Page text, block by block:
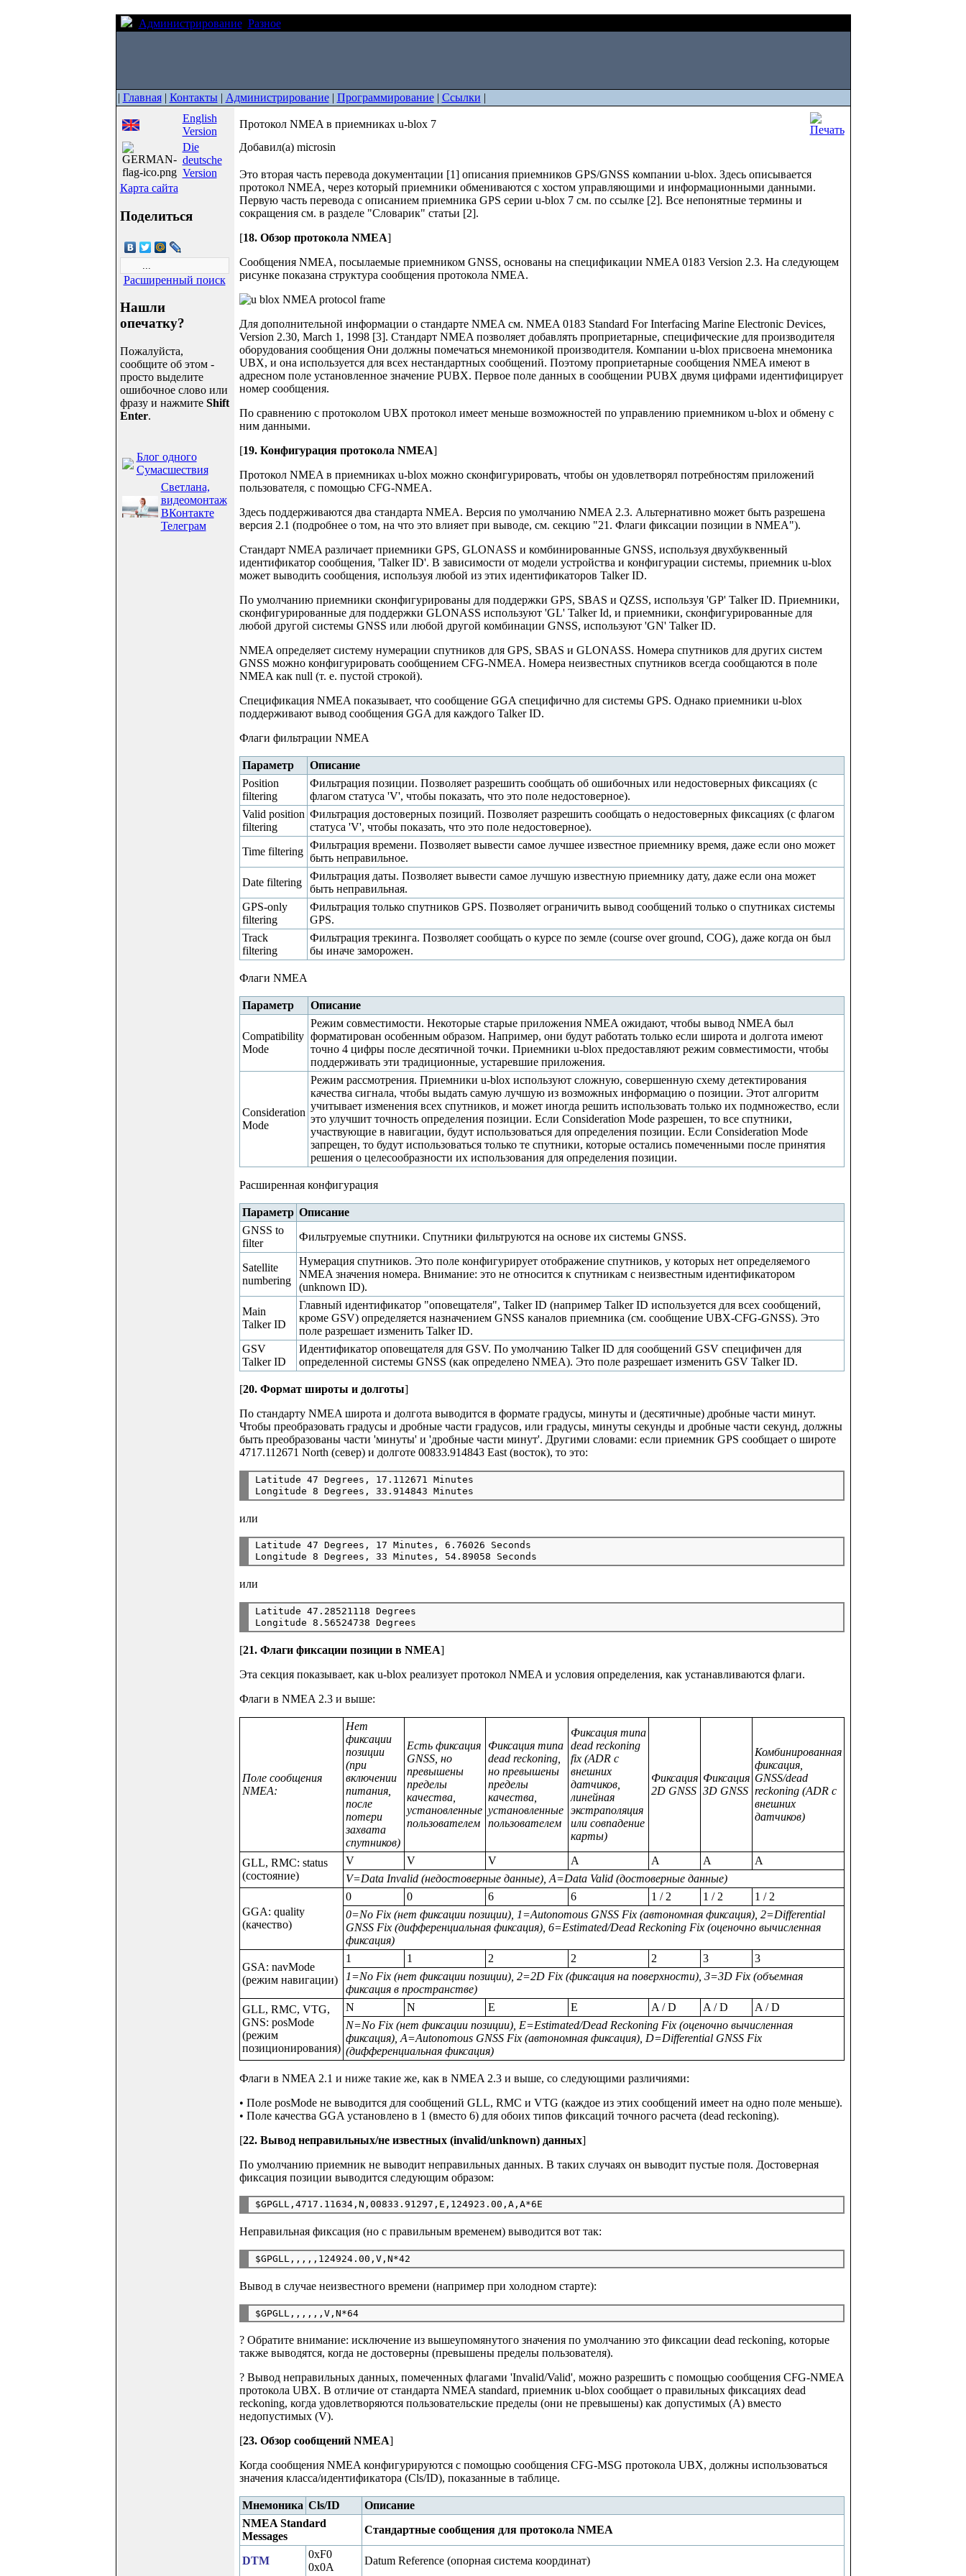
Администрирование Разное
| Главная| Контакты| Администрирование| Программирование| Ссылки |
English
Version
Die
deutsche
Version
Карта сайта
Поделиться
Расширенный поиск
Нашли
опечатку?
Пожалуйста,
сообщите об этом -
просто выделите
ошибочное слово или
фразу и нажмите Shift
Enter.
Блог одного
Сумасшествия
Светлана,
видеомонтаж
ВКонтакте
Телеграм
Протокол NMEA в приемниках u-blox 7
Добавил(а) microsin
Это вторая часть перевода документации [1] описания приемников GPS/GNSS компании u-blox. Здесь описывается
протокол NMEA, через который приемники обмениваются с хостом управляющими и информационными данными.
Первую часть перевода с описанием приемника GPS серии u-blox 7 см. по ссылке [2]. Все непонятные термины и
сокращения см. в разделе "Словарик" статьи [2].
[18. Обзор протокола NMEA]
Сообщения NMEA, посылаемые приемником GNSS, основаны на спецификации NMEA 0183 Version 2.3. На следующем
рисунке показана структура сообщения протокола NMEA.
Для дополнительной информации о стандарте NMEA см. NMEA 0183 Standard For Interfacing Marine Electronic Devices,
Version 2.30, March 1, 1998 [3]. Стандарт NMEA позволяет добавлять проприетарные, специфические для производителя
оборудования сообщения Они должны помечаться мнемоникой производителя. Компании u-blox присвоена мнемоника
UBX, и она используется для всех нестандартных сообщений. Поэтому проприетарные сообщения NMEA имеют в
адресном поле установленное значение PUBX. Первое поле данных в сообщении PUBX двумя цифрами идентифицирует
номер сообщения.
По сравнению с протоколом UBX протокол имеет меньше возможностей по управлению приемником u-blox и обмену с
ним данными.
[19. Конфигурация протокола NMEA]
Протокол NMEA в приемниках u-blox можно сконфигурировать, чтобы он удовлетворял потребностям приложений
пользователя, с помощью CFG-NMEA.
Здесь поддерживаются два стандарта NMEA. Версия по умолчанию NMEA 2.3. Альтернативно может быть разрешена
версия 2.1 (подробнее о том, на что это влияет при выводе, см. секцию "21. Флаги фиксации позиции в NMEA").
Стандарт NMEA различает приемники GPS, GLONASS и комбинированные GNSS, используя двухбуквенный
идентификатор сообщения, 'Talker ID'. В зависимости от модели устройства и конфигурации системы, приемник u-blox
может выводить сообщения, используя любой из этих идентификаторов Talker ID.
По умолчанию приемники сконфигурированы для поддержки GPS, SBAS и QZSS, используя 'GP' Talker ID. Приемники,
сконфигурированные для поддержки GLONASS используют 'GL' Talker Id, и приемники, сконфигурированные для
любой другой системы GNSS или любой другой комбинации GNSS, используют 'GN' Talker ID.
NMEA определяет систему нумерации спутников для GPS, SBAS и GLONASS. Номера спутников для других систем
GNSS можно конфигурировать сообщением CFG-NMEA. Номера неизвестных спутников всегда сообщаются в поле
NMEA как null (т. е. пустой строкой).
Спецификация NMEA показывает, что сообщение GGA специфично для системы GPS. Однако приемники u-blox
поддерживают вывод сообщения GGA для каждого Talker ID.
Флаги фильтрации NMEA
Параметр
Описание
Position
filtering
Фильтрация позиции. Позволяет разрешить сообщать об ошибочных или недостоверных фиксациях (с
флагом статуса 'V', чтобы показать, что это поле недостоверное).
Valid position
filtering
Фильтрация достоверных позиций. Позволяет разрешить сообщать о недостоверных фиксациях (с флагом
статуса 'V', чтобы показать, что это поле недостоверное).
Time filtering
Фильтрация времени. Позволяет вывести самое лучшее известное приемнику время, даже если оно может
быть неправильное.
Date filtering
Фильтрация даты. Позволяет вывести самое лучшую известную приемнику дату, даже если она может
быть неправильная.
GPS-only
filtering
Фильтрация только спутников GPS. Позволяет ограничить вывод сообщений только о спутниках системы
GPS.
Track
filtering
Фильтрация трекинга. Позволяет сообщать о курсе по земле (course over ground, COG), даже когда он был
бы иначе заморожен.
Флаги NMEA
Параметр Описание
Compatibility
Mode
Режим совместимости. Некоторые старые приложения NMEA ожидают, чтобы вывод NMEA был
форматирован особенным образом. Например, они будут работать только если широта и долгота имеют
точно 4 цифры после десятичной точки. Приемники u-blox предоставляют режим совместимости, чтобы
поддерживать эти традиционные, устаревшие приложения.
Consideration
Mode
Режим рассмотрения. Приемники u-blox используют сложную, совершенную схему детектирования
качества сигнала, чтобы выдать самую лучшую из возможных информацию о позиции. Этот алгоритм
учитывает изменения всех спутников, и может иногда решить использовать только их подмножество, если
это улучшит точность определения позиции. Если Consideration Mode разрешен, то все спутники,
участвующие в навигации, будут использоваться для определения позиции. Если Consideration Mode
запрещен, то будут использоваться только те спутники, которые остались помеченными после принятия
решения о целесообразности их использования для определения позиции.
Расширенная конфигурация
Параметр Описание
GNSS to
filter
Фильтруемые спутники. Спутники фильтруются на основе их системы GNSS.
Satellite
numbering
Нумерация спутников. Это поле конфигурирует отображение спутников, у которых нет определяемого
NMEA значения номера. Внимание: это не относится к спутникам с неизвестным идентификатором
(unknown ID).
Main
Talker ID
Главный идентификатор "оповещателя", Talker ID (например Talker ID используется для всех сообщений,
кроме GSV) определяется назначением GNSS каналов приемника (см. сообщение UBX-CFG-GNSS). Это
поле разрешает изменить Talker ID.
GSV
Talker ID
Идентификатор оповещателя для GSV. По умолчанию Talker ID для сообщений GSV специфичен для
определенной системы GNSS (как определено NMEA). Это поле разрешает изменить GSV Talker ID.
[20. Формат широты и долготы]
По стандарту NMEA широта и долгота выводится в формате градусы, минуты и (десятичные) дробные части минут.
Чтобы преобразовать градусы и дробные части градусов, или градусы, минуты секунды и дробные части секунд, должны
быть преобразованы части 'минуты' и 'дробные части минут'. Другими словами: если приемник GPS сообщает о широте
4717.112671 North (север) и долготе 00833.914843 East (восток), то это:
Latitude 47 Degrees, 17.112671 Minutes
или
Latitude 47 Degrees, 17 Minutes, 6.76026 Seconds
или
Latitude 47.28521118 Degrees
[21. Флаги фиксации позиции в NMEA]
Эта секция показывает, как u-blox реализует протокол NMEA и условия определения, как устанавливаются флаги.
Флаги в NMEA 2.3 и выше:
Поле сообщения
NMEA:
Нет
фиксации
позиции
(при
включении
питания,
после
потери
захвата
спутников)
Есть фиксация
GNSS, но
превышены
пределы
качества,
установленные
пользователем
Фиксация типа
dead reckoning,
но превышены
пределы
качества,
установленные
пользователем
Фиксация типа
dead reckoning
fix (ADR с
внешних
датчиков,
линейная
экстраполяция
или совпадение
карты)
Фиксация
2D GNSS
Фиксация
3D GNSS
Комбинированная
фиксация,
GNSS/dead
reckoning (ADR с
внешних
датчиков)
GLL, RMC: status
(состояние)
V V V A A A
A
V=Data Invalid (недостоверные данные), A=Data Valid (достоверные данные)
GGA: quality
(качество)
0 0 6 6 1 / 2 1 / 2
1 / 2
0=No Fix (нет фиксации позиции), 1=Autonomous GNSS Fix (автономная фиксация), 2=Differential
GNSS Fix (дифференциальная фиксация), 6=Estimated/Dead Reckoning Fix (оценочно вычисленная
фиксация)
GSA: navMode
(режим навигации)
1 1 2 2 2 3
3
1=No Fix (нет фиксации позиции), 2=2D Fix (фиксация на поверхности), 3=3D Fix (объемная
фиксация в пространстве)
GLL, RMC, VTG,
GNS: posMode
(режим
позиционирования)
N N E E A / D A / D
A / D
N=No Fix (нет фиксации позиции), E=Estimated/Dead Reckoning Fix (оценочно вычисленная
фиксация), A=Autonomous GNSS Fix (автономная фиксация), D=Differential GNSS Fix
(дифференциальная фиксация)
Флаги в NMEA 2.1 и ниже такие же, как в NMEA 2.3 и выше, со следующими различиями:
• Поле posMode не выводится для сообщений GLL, RMC и VTG (каждое из этих сообщений имеет на одно поле меньше).
• Поле качества GGA установлено в 1 (вместо 6) для обоих типов фиксаций точного расчета (dead reckoning).
[22. Вывод неправильных/не известных (invalid/unknown) данных]
По умолчанию приемник не выводит неправильных данных. В таких случаях он выводит пустые поля. Достоверная
фиксация позиции выводится следующим образом:
Неправильная фиксация (но с правильным временем) выводится вот так:
Вывод в случае неизвестного времени (например при холодном старте):
$GPGLL,,,,,,V,N*64
? Обратите внимание: исключение из вышеупомянутого значения по умолчанию это фиксации dead reckoning, которые
также выводятся, когда не достоверны (превышены пределы пользователя).
? Вывод неправильных данных, помеченных флагами 'Invalid/Valid', можно разрешить с помощью сообщения CFG-NMEA
протокола UBX. В отличие от стандарта NMEA standard, приемник u-blox сообщает о правильных фиксациях dead
reckoning, когда удовлетворяются пользовательские пределы (они не превышены) как допустимых (A) вместо
недопустимых (V).
[23. Обзор сообщений NMEA]
Когда сообщения NMEA конфигурируются с помощью сообщения CFG-MSG протокола UBX, должны использоваться
значения класса/идентификатора (Cls/ID), показанные в таблице.
Мнемоника Cls/ID
Описание
NMEA Standard
Messages
Стандартные сообщения для протокола NMEA
DTM
0xF0
0x0A
Datum Reference (опорная система координат)